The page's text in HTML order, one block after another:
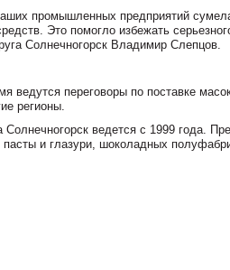
промышленных предприятий
Это помогло избежать
Солнечногорск Владимир Слепцов.
ведутся переговоры по поставке
регионы.
ведется с 1999 года.
и глазури, шоколадных